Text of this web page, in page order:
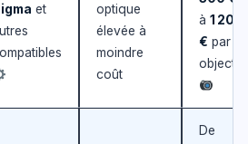
et
optique
élevée à
moindre
coût
à 1 200
€ par
objectif
De